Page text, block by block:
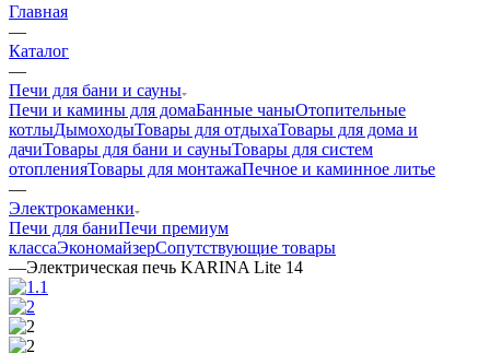
Главная
—
Каталог
—
Печи для бани и сауны
Печи и камины для домаБанные чаныОтопительные
котлыДымоходыТовары для отдыхаТовары для дома и
дачиТовары для бани и сауныТовары для систем
отопленияТовары для монтажаПечное и каминное литье
—
Электрокаменки
Печи для баниПечи премиум
классаЭкономайзерСопутствующие товары
—Электрическая печь KARINA Lite 14